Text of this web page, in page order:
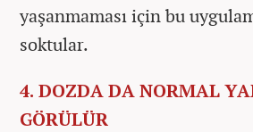
yaşanmaması için bu
soktular.
4. DOZDA DA NORMAL
GÖRÜLÜR